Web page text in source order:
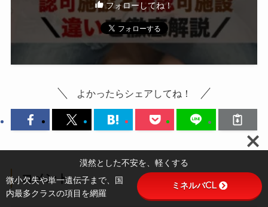
フォローしてね！
よかったらシェアしてね！
コメント
漠然とした不安を、軽くする
微小欠失や単一遺伝子まで、国
内最多クラスの項目を網羅
ミネルバCL